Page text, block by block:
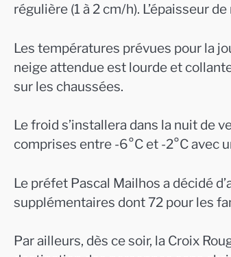
régulière (1 à 2 cm/h). L’épaisseur
Les températures prévues pour la
neige attendue est lourde et
sur les chaussées.
Le froid s’installera dans la nuit de
comprises entre -6°C et -2°C avec
Le préfet Pascal Mailhos a décidé
supplémentaires dont 72 pour les
Par ailleurs, dès ce soir, la Croix